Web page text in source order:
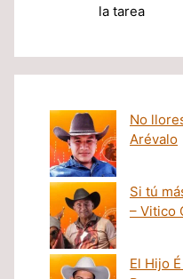
la tarea
No
Arévalo
Si tú
– Vitico
El Hijo